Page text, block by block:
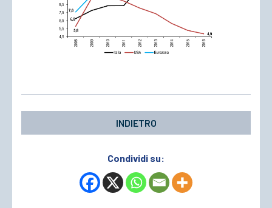
INDIETRO
Condividi su: